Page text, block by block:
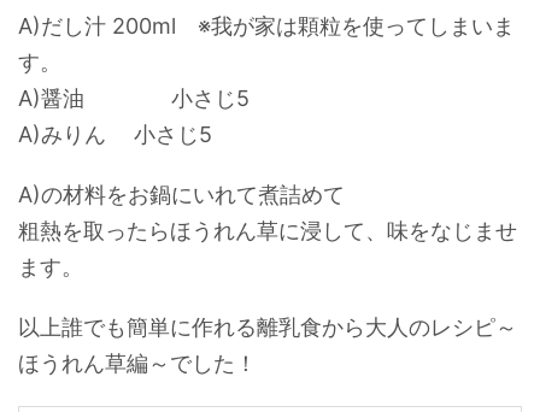
A)だし汁 200ml ※我が家は顆粒を使ってしまいま
す。
A)醤油 小さじ5
A)みりん 小さじ5
A)の材料をお鍋にいれて煮詰めて
粗熱を取ったらほうれん草に浸して、味をなじませ
ます。
以上誰でも簡単に作れる離乳食から大人のレシピ～
ほうれん草編～でした！